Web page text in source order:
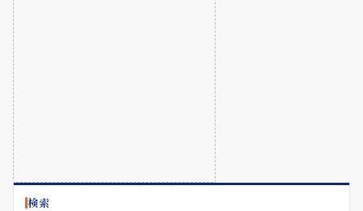
検索